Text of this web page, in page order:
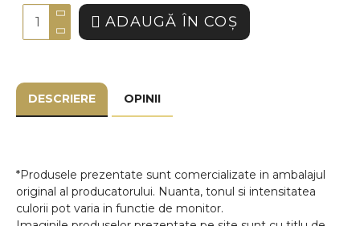
ADAUGĂ ÎN COŞ
DESCRIERE OPINII
*Produsele prezentate sunt comercializate in ambalajul
original al producatorului. Nuanta, tonul si intensitatea
culorii pot varia in functie de monitor.